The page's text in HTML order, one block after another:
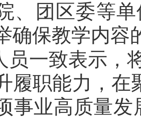
、团区委等
确保教学内容
员一致表示，
履职能力，在
事业高质量